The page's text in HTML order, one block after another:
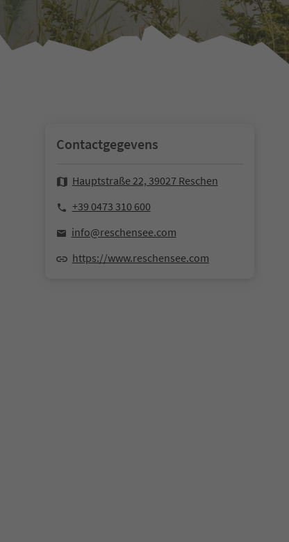
Contactgegevens
Hauptstraße 22, 39027 Reschen
+39 0473 310 600
info@reschensee.com
https://www.reschensee.com